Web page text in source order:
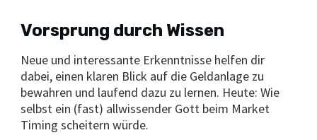
Vorsprung durch Wissen
Neue und interessante Erkenntnisse helfen dir
dabei, einen klaren Blick auf die Geldanlage zu
bewahren und laufend dazu zu lernen. Heute: Wie
selbst ein (fast) allwissender Gott beim Market
Timing scheitern würde.